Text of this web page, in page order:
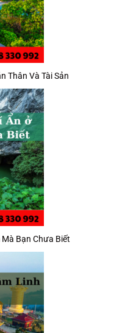
Thân Và Tài Sản
Bạn Chưa Biết